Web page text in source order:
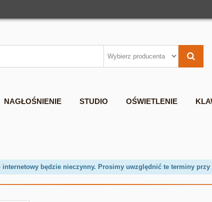
NAGŁOŚNIENIE STUDIO OŚWIETLENIE
będzie nieczynny. Prosimy uwzględnić te terminy przy